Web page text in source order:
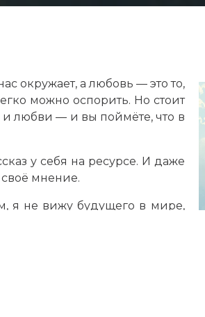
окружает, а любовь — это то,
можно оспорить. Но стоит
и любви — и вы поймёте, что в
у себя на ресурсе. И даже
мнение.
я не вижу будущего в мире,